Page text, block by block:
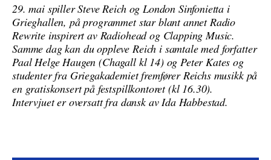
29. mai spiller Steve Reich og London Sinfonietta i
Grieghallen, på programmet star blant annet Radio
Rewrite inspirert av Radiohead og Clapping Music.
Samme dag kan du oppleve Reich i samtale med forfatter
Paal Helge Haugen (Chagall kl 14) og Peter Kates og
studenter fra Griegakademiet fremfører Reichs musikk på
en gratiskonsert på festspillkontoret (kl 16.30).
Intervjuet er oversatt fra dansk av Ida Habbestad.